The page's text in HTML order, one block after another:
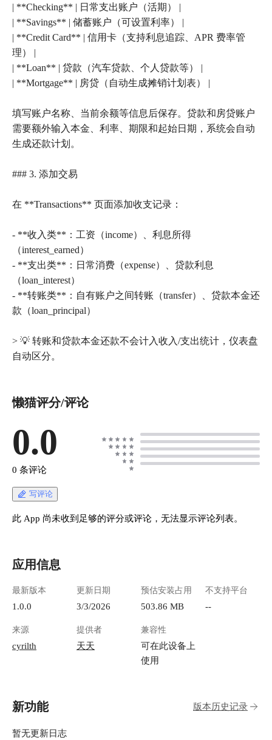
| **Checking** | 日常支出账户（活期） |
| **Savings** | 储蓄账户（可设置利率） |
| **Credit Card** | 信用卡（支持利息追踪、APR 费率管
理） |
| **Loan** | 贷款（汽车贷款、个人贷款等） |
| **Mortgage** | 房贷（自动生成摊销计划表） |
填写账户名称、当前余额等信息后保存。贷款和房贷账户
需要额外输入本金、利率、期限和起始日期，系统会自动
生成还款计划。
### 3. 添加交易
在 **Transactions** 页面添加收支记录：
- **收入类**：工资（income）、利息所得
（interest_earned）
- **支出类**：日常消费（expense）、贷款利息
（loan_interest）
- **转账类**：自有账户之间转账（transfer）、贷款本金还
款（loan_principal）
> 💡 转账和贷款本金还款不会计入收入/支出统计，仪表盘
懒猫评分/评论
0.0
0 条评论
写评论
此 App 尚未收到足够的评分或评论，无法显示评论列表。
应用信息
最新版本
1.0.0
更新日期
3/3/2026
预估安装占用
503.86 MB
不支持平台
--
来源
cyrilth
提供者
天天
兼容性
可在此设备上
使用
新功能 版本历史记录
暂无更新日志